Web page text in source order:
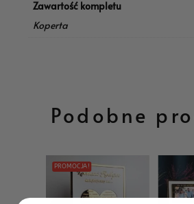
Zawartość kompletu
Koperta
Podobne
PROMOCJA!